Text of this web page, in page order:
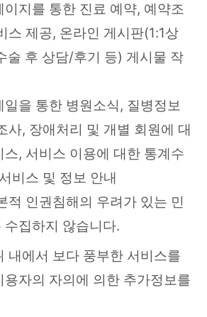
지를 통한 진료 예약, 예약조
스 제공, 온라인 게시판(1:1상
술 후 상담/후기 등) 게시물 작
을 통한 병원소식, 질병정보
사, 장애처리 및 개별 회원에 대
, 서비스 이용에 대한 통계수
비스 및 정보 안내
적 인권침해의 우려가 있는 민
집하지 않습니다.
내에서 보다 풍부한 서비스를
자의 자의에 의한 추가정보를